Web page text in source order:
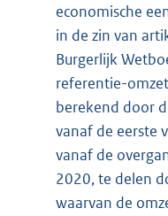
economische
in de zin van
Burgerlijk
referentie-
berekend door
vanaf de eerste
vanaf de
2020, te delen
waarvan de